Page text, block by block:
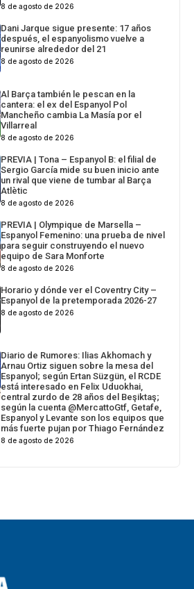
8 de agosto de 2026
Dani Jarque sigue presente: 17 años
después, el espanyolismo vuelve a
reunirse alrededor del 21
8 de agosto de 2026
Al Barça también le pescan en la
cantera: el ex del Espanyol Pol
Mancheño cambia La Masía por el
Villarreal
8 de agosto de 2026
PREVIA | Tona – Espanyol B: el filial de
Sergio García mide su buen inicio ante
un rival que viene de tumbar al Barça
Atlètic
8 de agosto de 2026
PREVIA | Olympique de Marsella –
Espanyol Femenino: una prueba de nivel
para seguir construyendo el nuevo
equipo de Sara Monforte
8 de agosto de 2026
Horario y dónde ver el Coventry City –
Espanyol de la pretemporada 2026-27
8 de agosto de 2026
Diario de Rumores: Ilias Akhomach y
Arnau Ortiz siguen sobre la mesa del
Espanyol; según Ertan Süzgün, el RCDE
está interesado en Felix Uduokhai,
central zurdo de 28 años del Beşiktaş;
según la cuenta @MercattoGtf, Getafe,
Espanyol y Levante son los equipos que
más fuerte pujan por Thiago Fernández
8 de agosto de 2026